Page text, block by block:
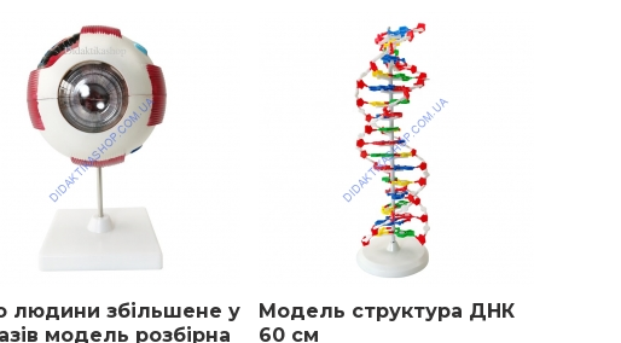
людини збільшене у
модель розбірна
Модель структура ДНК
60 см